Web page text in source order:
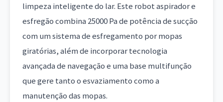
limpeza inteligente do lar. Este robot aspirador e
esfregão combina 25000 Pa de potência de sucção
com um sistema de esfregamento por mopas
giratórias, além de incorporar tecnologia
avançada de navegação e uma base multifunção
que gere tanto o esvaziamento como a
manutenção das mopas.